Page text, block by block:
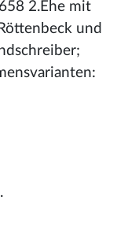
2.Ehe mit
und
.